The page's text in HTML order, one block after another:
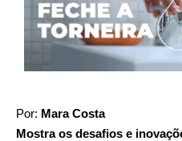
Por: Mara Costa
Mostra os desafios e